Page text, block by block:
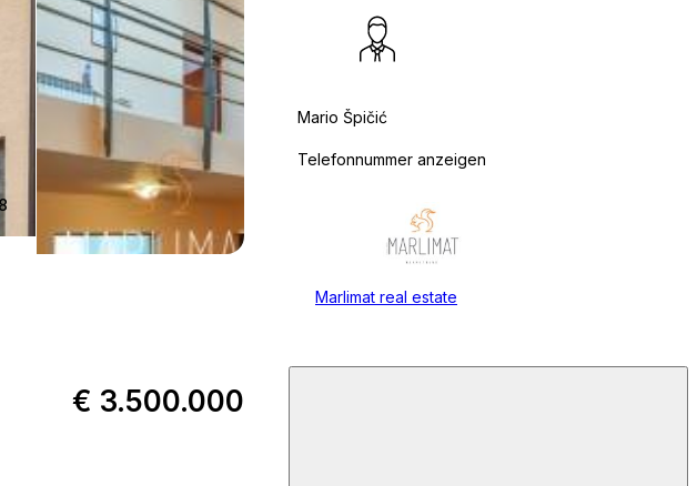
€ 3.500.000
Mario Špičić
Telefonnummer anzeigen
Marlimat real estate